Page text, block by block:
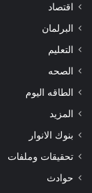
اقتصاد
البرلمان
التعليم
الصحه
الطاقه اليوم
المزيد
بنوك الانوار
تحقيقات وملفات
حوادث